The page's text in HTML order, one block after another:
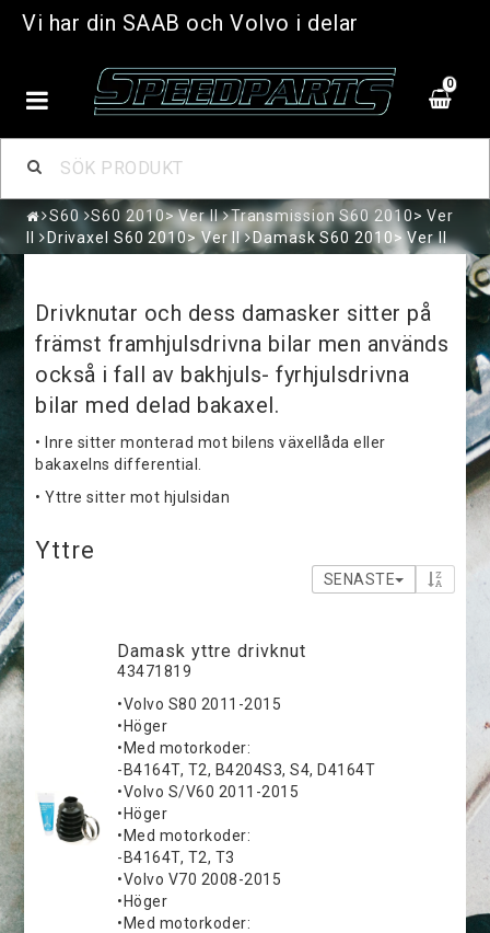
Vi har din SAAB och Volvo i delar
0
S60 S60 2010> Ver II
Transmission S60 2010> Ver
Drivaxel S60 2010> Ver II Damask S60 2010> Ver II
Drivknutar och dess damasker sitter på
främst framhjulsdrivna bilar men används
också i fall av bakhjuls- fyrhjulsdrivna
bilar med delad bakaxel.
• Inre sitter monterad mot bilens växellåda eller
bakaxelns differential.
• Yttre sitter mot hjulsidan
Yttre
SENASTE
Damask yttre drivknut
43471819
•Volvo S80 2011-2015
•Höger
•Med motorkoder:
-B4164T, T2, B4204S3, S4, D4164T
•Volvo S/V60 2011-2015
•Höger
•Med motorkoder:
-B4164T, T2, T3
•Volvo V70 2008-2015
•Höger
•Med motorkoder: